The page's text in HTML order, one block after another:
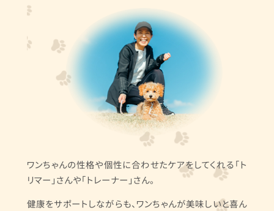
ワンちゃんの性格や個性に合わせたケアをしてくれる「ト
リマー」さんや「トレーナー」さん。
健康をサポートしながらも、ワンちゃんが美味しいと喜ん